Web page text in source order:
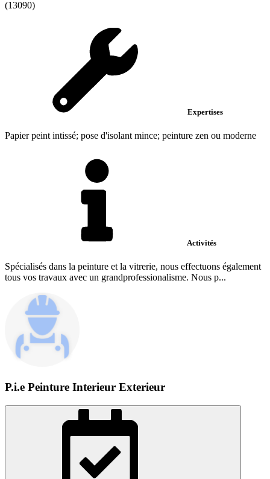
(13090)
Expertises
Papier peint intissé; pose d'isolant mince; peinture zen ou moderne
Activités
Spécialisés dans la peinture et la vitrerie, nous effectuons également
tous vos travaux avec un grandprofessionalisme. Nous p...
P.i.e Peinture Interieur Exterieur